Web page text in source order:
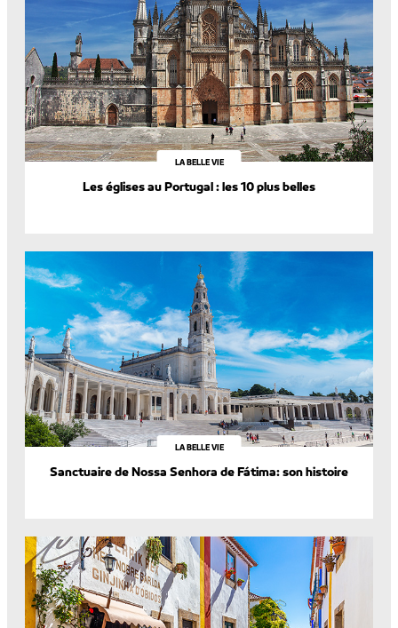
LA BELLE VIE
Les églises au Portugal : les 10 plus belles
LA BELLE VIE
Sanctuaire de Nossa Senhora de Fátima: son histoire